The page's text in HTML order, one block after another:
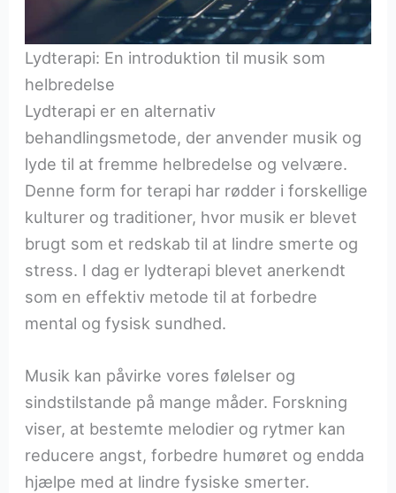
Lydterapi: En introduktion til musik som
helbredelse
Lydterapi er en alternativ
behandlingsmetode, der anvender musik og
lyde til at fremme helbredelse og velvære.
Denne form for terapi har rødder i forskellige
kulturer og traditioner, hvor musik er blevet
brugt som et redskab til at lindre smerte og
stress. I dag er lydterapi blevet anerkendt
som en effektiv metode til at forbedre
mental og fysisk sundhed.
Musik kan påvirke vores følelser og
sindstilstande på mange måder. Forskning
viser, at bestemte melodier og rytmer kan
reducere angst, forbedre humøret og endda
hjælpe med at lindre fysiske smerter.